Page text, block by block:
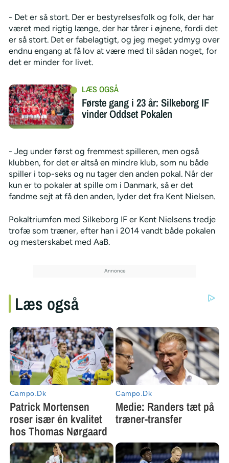
- Det er så stort. Der er bestyrelsesfolk og folk, der har
været med rigtig længe, der har tårer i øjnene, fordi det
er så stort. Det er fabelagtigt, og jeg meget ydmyg over
endnu engang at få lov at være med til sådan noget, for
det er minder for livet.
Første gang i 23 år: Silkeborg IF
vinder Oddset Pokalen
- Jeg under først og fremmest spilleren, men også
klubben, for det er altså en mindre klub, som nu både
spiller i top-seks og nu tager den anden pokal. Når der
kun er to pokaler at spille om i Danmark, så er det
fandme sejt at få den anden, lyder det fra Kent Nielsen.
Pokaltriumfen med Silkeborg IF er Kent Nielsens tredje
trofæ som træner, efter han i 2014 vandt både pokalen
og mesterskabet med AaB.